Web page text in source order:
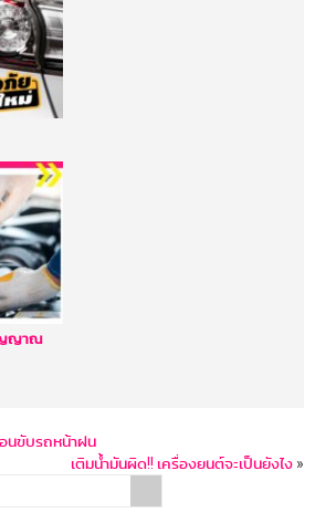
ญญาณ
นขับรถหน้าฝน
เติมน้ำมันผิด!! เครื่องยนต์จะเป็นยังไง »